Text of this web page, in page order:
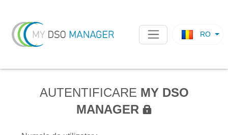
RO
AUTENTIFICARE MY DSO
MANAGER